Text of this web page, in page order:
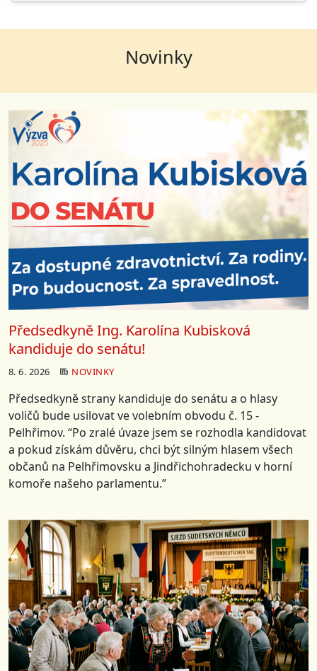
Novinky
Předsedkyně Ing. Karolína Kubisková
kandiduje do senátu!
8. 6. 2026 NOVINKY
Předsedkyně strany kandiduje do senátu a o hlasy
voličů bude usilovat ve volebním obvodu č. 15 -
Pelhřimov. “Po zralé úvaze jsem se rozhodla kandidovat
a pokud získám důvěru, chci být silným hlasem všech
občanů na Pelhřimovsku a Jindřichohradecku v horní
komoře našeho parlamentu.”